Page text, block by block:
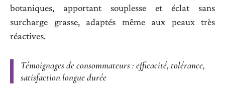
botaniques, apportant souplesse et éclat sans
surcharge grasse, adaptés même aux peaux très
réactives.
Témoignages de consommateurs : efficacité, tolérance,
satisfaction longue durée